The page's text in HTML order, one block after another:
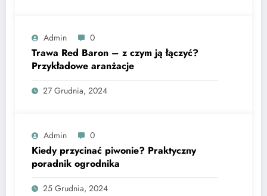
Admin 0
Trawa Red Baron – z czym ją łączyć?
Przykładowe aranżacje
27 Grudnia, 2024
Admin 0
Kiedy przycinać piwonie? Praktyczny
poradnik ogrodnika
25 Grudnia, 2024